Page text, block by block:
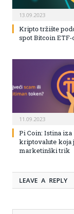
13.09.2023
Kripto tržište
spot Bitcoin ETF-
11.09.2023
Pi Coin: Istina iza
kriptovalute koja
marketinški trik
LEAVE A REPLY